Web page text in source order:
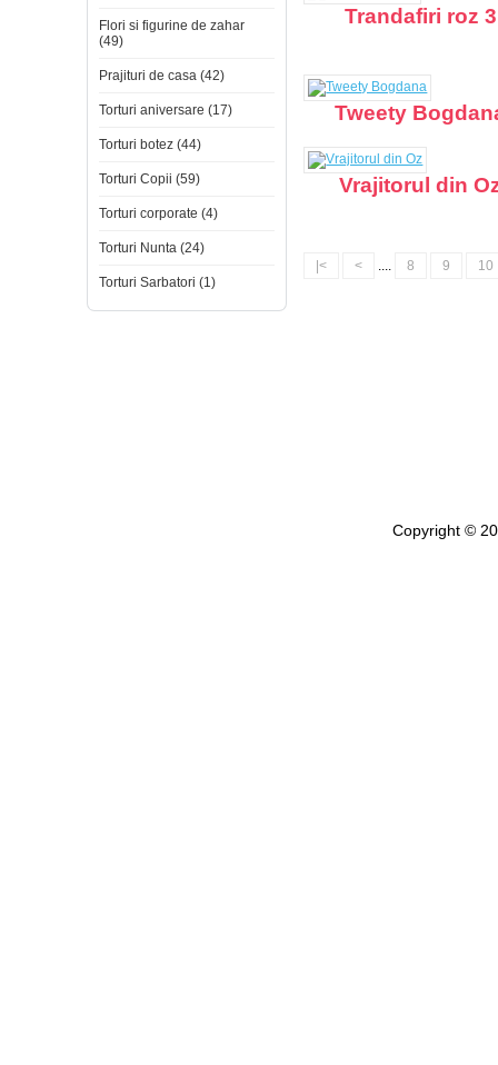
Flori si figurine de zahar
(49)
Prajituri de casa (42)
Torturi aniversare (17)
Torturi botez (44)
Torturi Copii (59)
Torturi corporate (4)
Torturi Nunta (24)
Torturi Sarbatori (1)
Trandafiri roz 3
Tweety
Vrajitorul din
|< < .... 8 9 10
Copyright ©